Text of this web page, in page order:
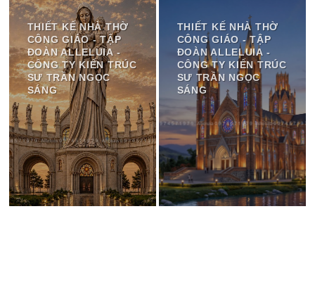
THIẾT KẾ NHÀ THỜ
CÔNG GIÁO - TẬP
ĐOÀN ALLELUIA -
CÔNG TY KIẾN TRÚC
SƯ TRẦN NGỌC
SÁNG
THIẾT KẾ NHÀ THỜ
CÔNG GIÁO - TẬP
ĐOÀN ALLELUIA -
CÔNG TY KIẾN TRÚC
SƯ TRẦN NGỌC
SÁNG